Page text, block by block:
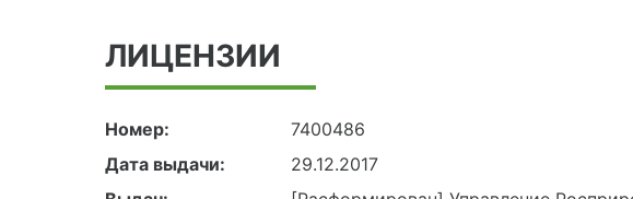
ЛИЦЕНЗИИ
Номер:
7400486
Дата выдачи:
29.12.2017